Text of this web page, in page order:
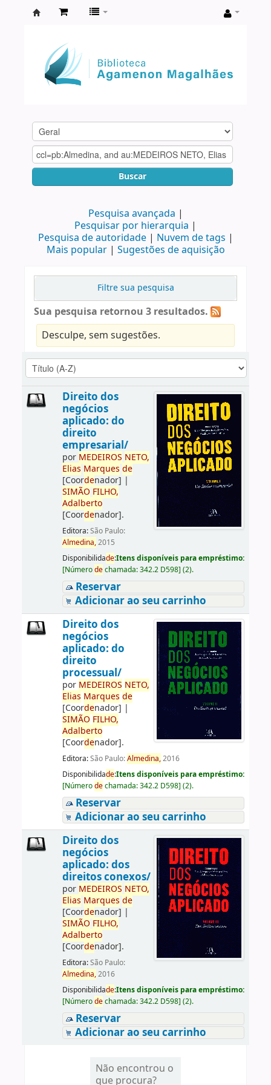
Agamenon
Magalhães
Buscar
Pesquisa avançada
Pesquisar por hierarquia
Pesquisa de autoridade
Nuvem de tags
Mais popular
Sugestões de aquisição
Filtre sua pesquisa
Sua pesquisa retornou 3 resultados.
Desculpe, sem sugestões.
Direito dos
negócios
aplicado: do
direito
empresarial/
por MEDEIROS NETO,
Elias Marques de
[Coordenador] |
SIMÃO FILHO,
Adalberto
[Coordenador].
Editora:São Paulo:
Almedina,2015
Disponibilidade:Itens disponíveis para empréstimo:
[Númerodechamada:342.2 D598] (2).
Reservar
Adicionar ao seu carrinho
Direito dos
negócios
aplicado: do
direito
processual/
por MEDEIROS NETO,
Elias Marques de
[Coordenador] |
SIMÃO FILHO,
Adalberto
[Coordenador].
Editora:São Paulo:Almedina,2016
Disponibilidade:Itens disponíveis para empréstimo:
[Númerodechamada:342.2 D598] (2).
Reservar
Adicionar ao seu carrinho
Direito dos
negócios
aplicado: dos
direitos conexos/
por MEDEIROS NETO,
Elias Marques de
[Coordenador] |
SIMÃO FILHO,
Adalberto
[Coordenador].
Editora:São Paulo:
Almedina,2016
Disponibilidade:Itens disponíveis para empréstimo:
[Númerodechamada:342.2 D598] (2).
Reservar
Adicionar ao seu carrinho
Não encontrou o
que procura?